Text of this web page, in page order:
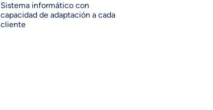
Sistema informático con
capacidad de adaptación a cada
cliente